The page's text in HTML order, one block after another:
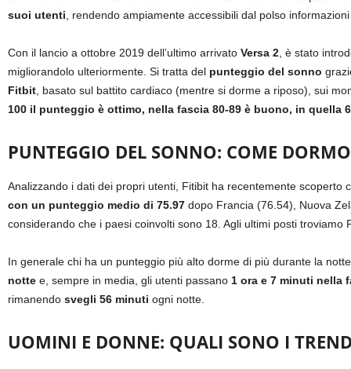
suoi utenti , rendendo ampiamente accessibili dal polso
Con il lancio a ottobre 2019 dell’ultimo arrivato Versa 2 , è stato
migliorandolo ulteriormente. Si tratta del punteggio del sonno
Fitbit , basato sul battito cardiaco (mentre si dorme a riposo), sui
100 il punteggio è ottimo, nella fascia 80-89 è buono, in quella
PUNTEGGIO DEL SONNO: COME
Analizzando i dati dei propri utenti, Fitibit ha recentemente scoperto
con un punteggio medio di 75.97 dopo Francia (76.54), Nuova
considerando che i paesi coinvolti sono 18. Agli ultimi posti
In generale chi ha un punteggio più alto dorme di più durante la
notte e, sempre in media, gli utenti passano 1 ora e 7 minuti nella
rimanendo svegli 56 minuti ogni notte.
UOMINI E DONNE: QUALI SONO I